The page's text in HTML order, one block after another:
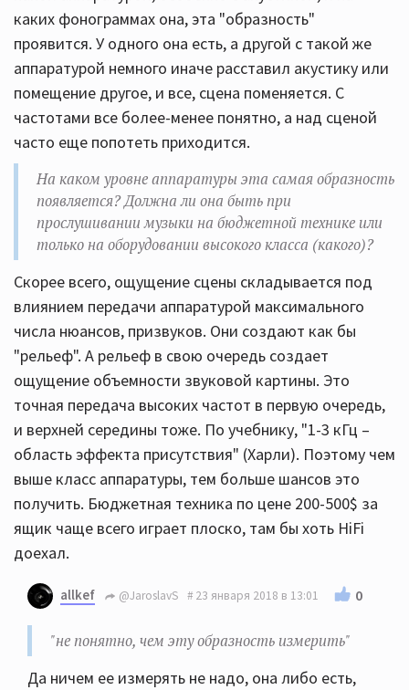
каких фонограммах она, эта "образность"
проявится. У одного она есть, а другой с такой же
аппаратурой немного иначе расставил акустику или
помещение другое, и все, сцена поменяется. С
частотами все более-менее понятно, а над сценой
часто еще попотеть приходится.
На каком уровне аппаратуры эта самая образность
появляется? Должна ли она быть при
прослушивании музыки на бюджетной технике или
только на оборудовании высокого класса (какого)?
Скорее всего, ощущение сцены складывается под
влиянием передачи аппаратурой максимального
числа нюансов, призвуков. Они создают как бы
"рельеф". А рельеф в свою очередь создает
ощущение объемности звуковой картины. Это
точная передача высоких частот в первую очередь,
и верхней середины тоже. По учебнику, "1-3 кГц –
область эффекта присутствия" (Харли). Поэтому чем
выше класс аппаратуры, тем больше шансов это
получить. Бюджетная техника по цене 200-500$ за
ящик чаще всего играет плоско, там бы хоть HiFi
доехал.
allkef @JaroslavS 23 января 2018 в 13:01 0
"не понятно, чем эту образность измерить"
Да ничем ее измерять не надо, она либо есть,